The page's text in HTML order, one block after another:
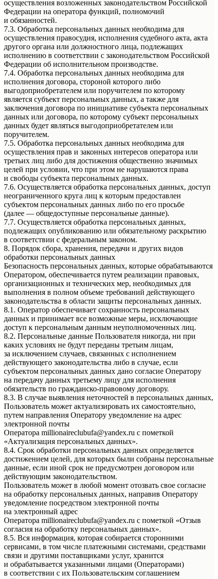
осуществления возложенных законодательством Российской
Федерации на оператора функций, полномочий
и обязанностей.
7.3. Обработка персональных данных необходима для
осуществления правосудия, исполнения судебного акта, акта
другого органа или должностного лица, подлежащих
исполнению в соответствии с законодательством Российской
Федерации об исполнительном производстве.
7.4. Обработка персональных данных необходима для
исполнения договора, стороной которого либо
выгодоприобретателем или поручителем по которому
является субъект персональных данных, а также для
заключения договора по инициативе субъекта персональных
данных или договора, по которому субъект персональных
данных будет являться выгодоприобретателем или
поручителем.
7.5. Обработка персональных данных необходима для
осуществления прав и законных интересов оператора или
третьих лиц либо для достижения общественно значимых
целей при условии, что при этом не нарушаются права
и свободы субъекта персональных данных.
7.6. Осуществляется обработка персональных данных, доступ
неограниченного круга лиц к которым предоставлен
субъектом персональных данных либо по его просьбе
(далее — общедоступные персональные данные).
7.7. Осуществляется обработка персональных данных,
подлежащих опубликованию или обязательному раскрытию
в соответствии с федеральным законом.
8. Порядок сбора, хранения, передачи и других видов
обработки персональных данных
Безопасность персональных данных, которые обрабатываются
Оператором, обеспечивается путем реализации правовых,
организационных и технических мер, необходимых для
выполнения в полном объеме требований действующего
законодательства в области защиты персональных данных.
8.1. Оператор обеспечивает сохранность персональных
данных и принимает все возможные меры, исключающие
доступ к персональным данным неуполномоченных лиц.
8.2. Персональные данные Пользователя никогда, ни при
каких условиях не будут переданы третьим лицам,
за исключением случаев, связанных с исполнением
действующего законодательства либо в случае, если
субъектом персональных данных дано согласие Оператору
на передачу данных третьему лицу для исполнения
обязательств по гражданско-правовому договору.
8.3. В случае выявления неточностей в персональных данных,
Пользователь может актуализировать их самостоятельно,
путем направления Оператору уведомление на адрес
электронной почты
Оператора millionaireclubufa@yandex.ru с пометкой
«Актуализация персональных данных».
8.4. Срок обработки персональных данных определяется
достижением целей, для которых были собраны персональные
данные, если иной срок не предусмотрен договором или
действующим законодательством.
Пользователь может в любой момент отозвать свое согласие
на обработку персональных данных, направив Оператору
уведомление посредством электронной почты
на электронный адрес
Оператора millionaireclubufa@yandex.ru с пометкой «Отзыв
согласия на обработку персональных данных».
8.5. Вся информация, которая собирается сторонними
сервисами, в том числе платежными системами, средствами
связи и другими поставщиками услуг, хранится
и обрабатывается указанными лицами (Операторами)
в соответствии с их Пользовательским соглашением